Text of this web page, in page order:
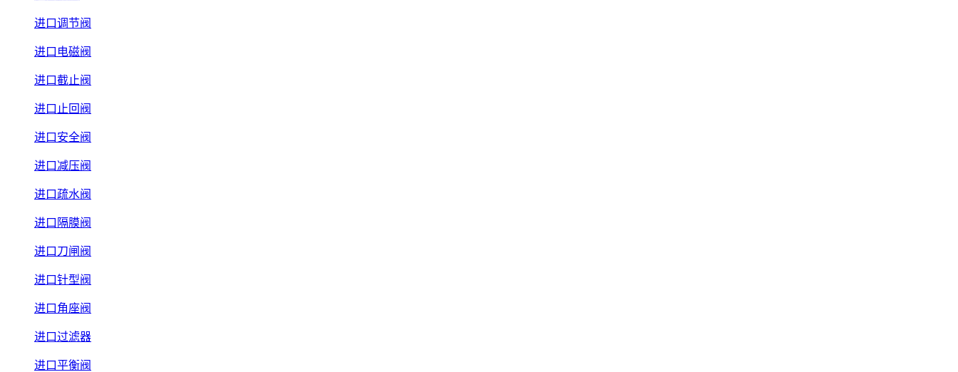
进口调节阀
进口电磁阀
进口截止阀
进口止回阀
进口安全阀
进口减压阀
进口疏水阀
进口隔膜阀
进口刀闸阀
进口针型阀
进口角座阀
进口过滤器
进口平衡阀